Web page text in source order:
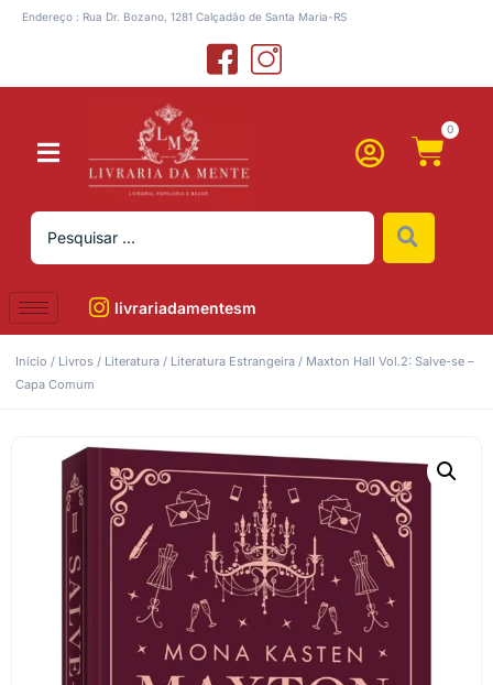
Endereço : Rua Dr. Bozano, 1281 Calçadão de Santa Maria-RS
0
livrariadamentesm
Início / Livros / Literatura / Literatura Estrangeira / Maxton Hall Vol.2: Salve-se –
Capa Comum